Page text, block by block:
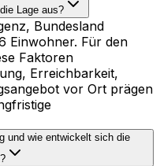
Lage aus?
Bundesland
Einwohner. Für den
Faktoren
Erreichbarkeit,
vor Ort prägen
und wie entwickelt sich die